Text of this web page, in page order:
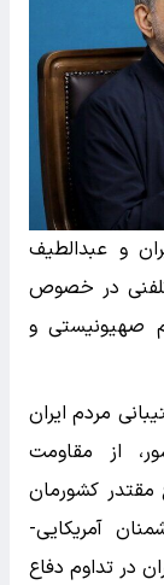
و عبدالطیف
در خصوص
صهیونیستی و
مردم ایران
از مقاومت
کشورمان
آمریکایی-
در تداوم دفاع